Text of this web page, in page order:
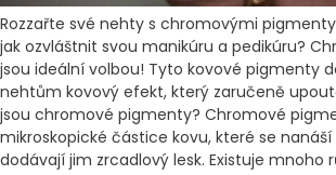
Rozzařte své nehty s chromovými
jak ozvláštnit svou manikúru a pedikúru?
jsou ideální volbou! Tyto kovové pigmenty
nehtům kovový efekt, který zaručeně
jsou chromové pigmenty? Chromové
mikroskopické částice kovu, které se
dodávají jim zrcadlový lesk. Existuje mnoho